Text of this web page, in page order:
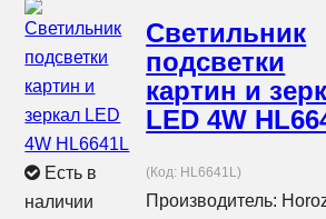
Есть в
наличии
Светильник
подсветки
картин и
LED 4W
(Код: HL6641L)
Производитель: